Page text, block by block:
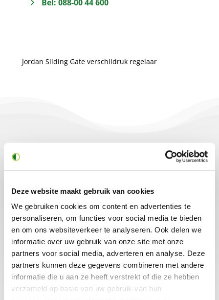
Deze website maakt gebruik van cookies
We gebruiken cookies om content en advertenties te
personaliseren, om functies voor social media te bieden
en om ons websiteverkeer te analyseren. Ook delen we
informatie over uw gebruik van onze site met onze
partners voor social media, adverteren en analyse. Deze
partners kunnen deze gegevens combineren met andere
informatie die u aan ze heeft verstrekt of die ze hebben
verzameld op basis van uw gebruik van hun
Bel: 088-00 44 600
Jordan Sliding Gate verschildruk regelaar
Drukregelaar
Jordan Valve
Type MK50
Drukregelaar
Jordan Valve
Type MK66